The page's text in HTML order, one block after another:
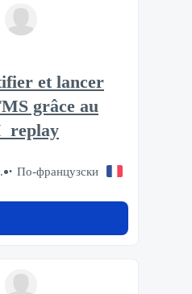
et lancer
grâce au
По-французски